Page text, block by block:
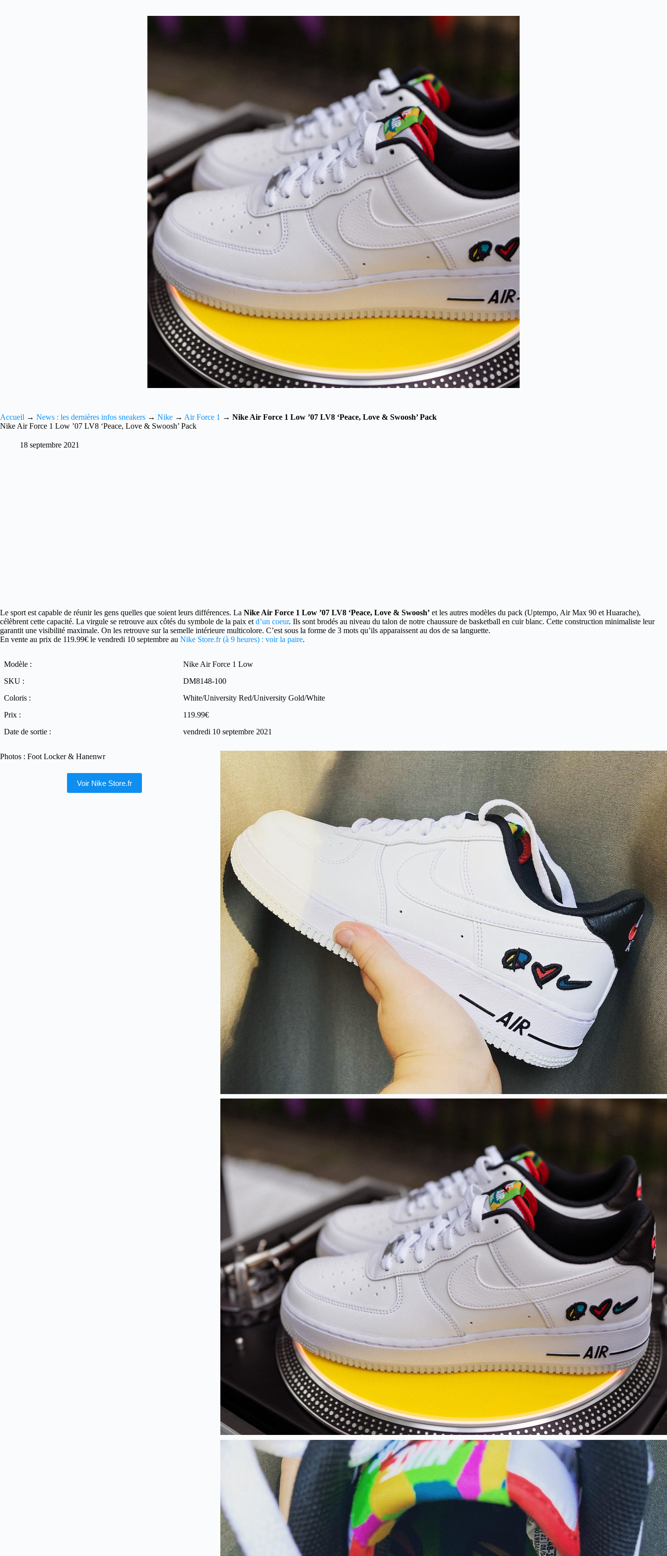
Accueil → News : les dernières infos sneakers → Nike → Air Force 1 → Nike Air Force 1 Low ’07 LV8 ‘Peace, Love & Swoosh’ Pack
Nike Air Force 1 Low ’07 LV8 ‘Peace, Love & Swoosh’ Pack
18 septembre 2021
Le sport est capable de réunir les gens quelles que soient leurs différences. La Nike Air Force 1 Low ’07 LV8 ‘Peace, Love & Swoosh’ et les autres modèles du pack (Uptempo, Air Max 90 et Huarache),
célèbrent cette capacité. La virgule se retrouve aux côtés du symbole de la paix et d’un coeur. Ils sont brodés au niveau du talon de notre chaussure de basketball en cuir blanc. Cette construction minimaliste leur
garantit une visibilité maximale. On les retrouve sur la semelle intérieure multicolore. C’est sous la forme de 3 mots qu’ils apparaissent au dos de sa languette.
En vente au prix de 119.99€ le vendredi 10 septembre au Nike Store.fr (à 9 heures) : voir la paire.
Modèle :
Nike Air Force 1 Low
SKU :
DM8148-100
Coloris :
White/University Red/University Gold/White
Prix :
119.99€
Date de sortie :
vendredi 10 septembre 2021
Photos : Foot Locker & Hanenwr
Voir Nike Store.fr